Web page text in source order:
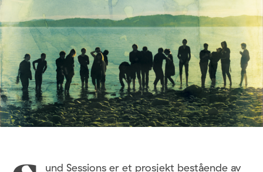
und Sessions er et prosjekt bestående av